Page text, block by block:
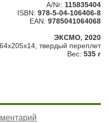
A/Nr: 115835404
ISBN: 978-5-04-106406-8
EAN: 9785041064068
ЭКСМО, 2020
твердый переплет
Вес: 535 г